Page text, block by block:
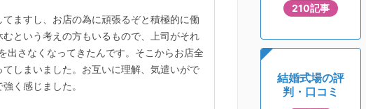
ますし、お店の為に頑張るぞと積極的に働
という考えの方もいるもので、上司がそれ
出さなくなってきたんです。そこからお店全
しまいました。お互いに理解、気遣いがで
く感じました。
210記事
結婚式場の評
判・口コミ